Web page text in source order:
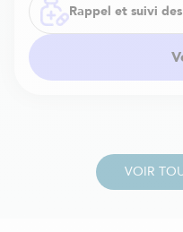
Rappel et suivi
VOIR